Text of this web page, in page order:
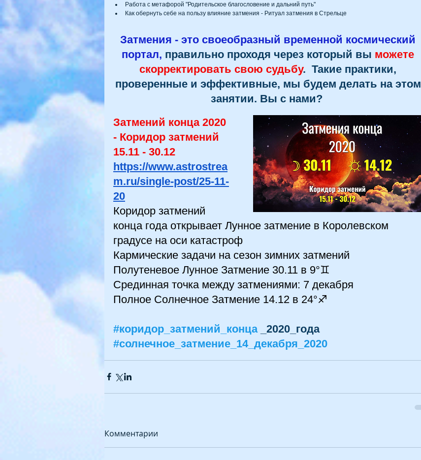
Работа с метафорой "Родительское благословение и дальний путь"
Как обернуть себе на пользу влияние затмения - Ритуал затмения в Стрельце
Затмения - это своеобразный временной космический
портал, правильно проходя через который вы можете
скорректировать свою судьбу.  Такие практики,
проверенные и эффективные, мы будем делать на этом
занятии. Вы с нами?
Затмений конца 2020
- Коридор затмений
15.11 - 30.12
https://www.astrostrea
m.ru/single-post/25-11-
20
Коридор затмений
конца года открывает Лунное затмение в Королевском
градусе на оси катастроф
Кармические задачи на сезон зимних затмений
Полутеневое Лунное Затмение 30.11 в 9°♊
Срединная точка между затмениями: 7 декабря
Полное Солнечное Затмение 14.12 в 24°♐
#коридор_затмений_конца _2020_года
#солнечное_затмение_14_декабря_2020
Комментарии